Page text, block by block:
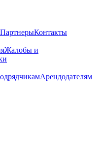
ПартнерыКонтакты
Жалобы и
Арендодателям